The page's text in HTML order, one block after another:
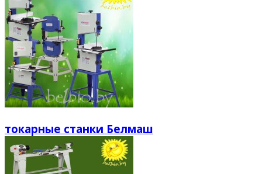
токарные станки Белмаш